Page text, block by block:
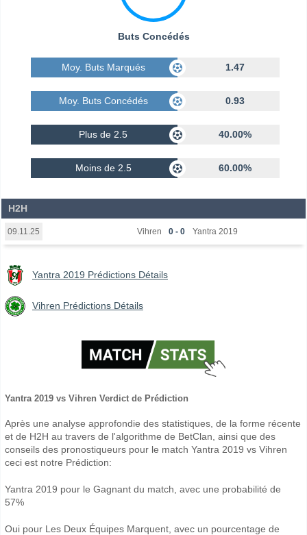
Buts Concédés
Moy. Buts Marqués 1.47
Moy. Buts Concédés 0.93
Plus de 2.5 40.00%
Moins de 2.5 60.00%
H2H
09.11.25 Vihren 0 - 0 Yantra 2019
Yantra 2019 Prédictions Détails
Vihren Prédictions Détails
Yantra 2019 vs Vihren Verdict de Prédiction
Après une analyse approfondie des statistiques, de la forme récente
et de H2H au travers de l'algorithme de BetClan, ainsi que des
conseils des pronostiqueurs pour le match Yantra 2019 vs Vihren
ceci est notre Prédiction:
Yantra 2019 pour le Gagnant du match, avec une probabilité de
57%
Oui pour Les Deux Équipes Marquent, avec un pourcentage de